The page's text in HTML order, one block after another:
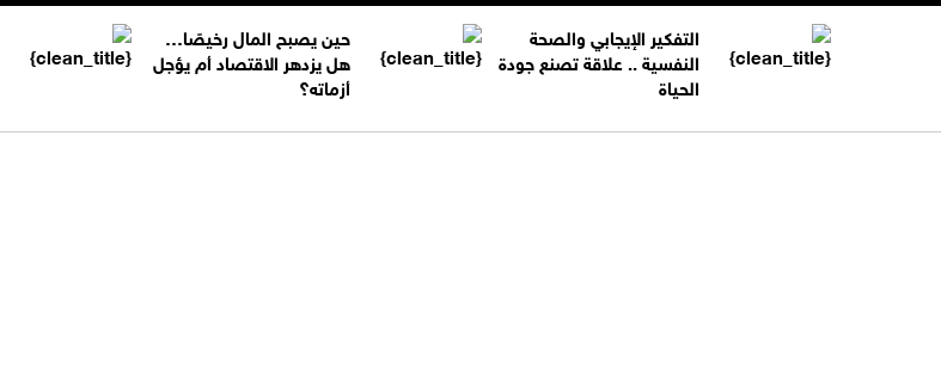
التفكير الإيجابي والصحة
النفسية .. علاقة تصنع جودة
الحياة
حين يصبح المال رخيصًا…
هل يزدهر الاقتصاد أم يؤجل
أزماته؟